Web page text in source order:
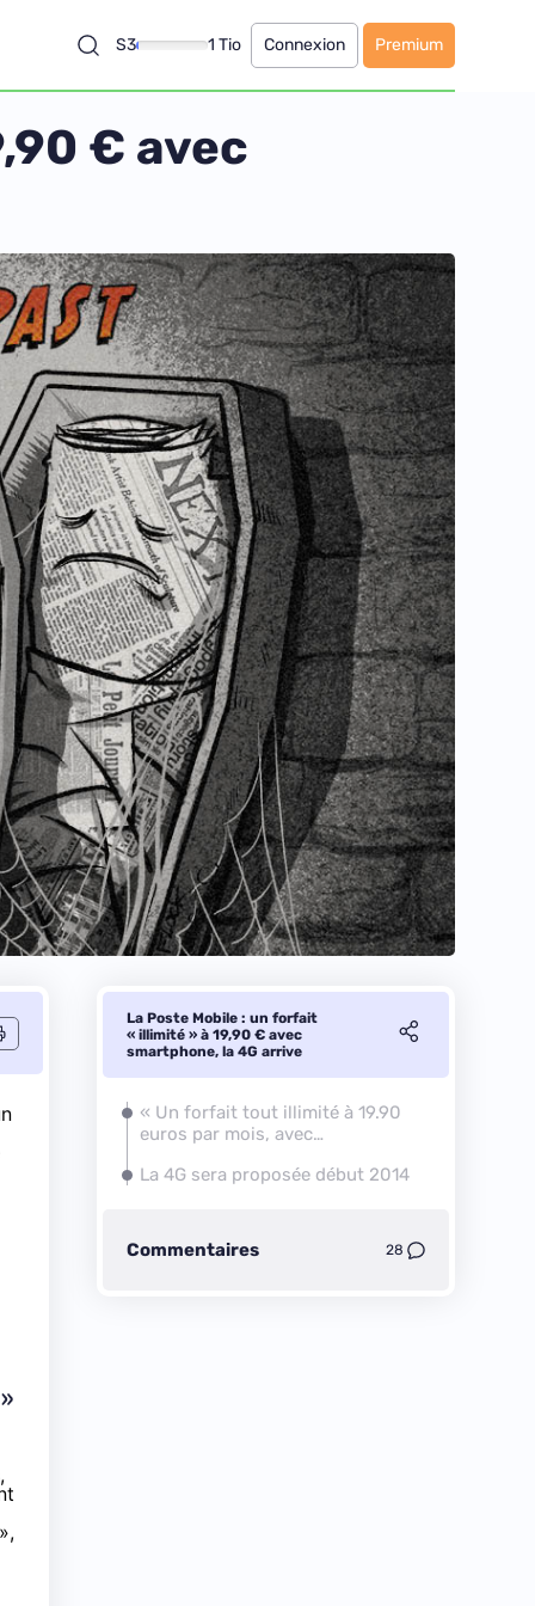
S3 1 Tio Connexion Premium
€ avec
La Poste Mobile : un forfait
« illimité » à 19,90 € avec
smartphone, la 4G arrive
« Un forfait tout illimité à 19.90
euros par mois, avec
La 4G sera proposée début 2014
Commentaires 28